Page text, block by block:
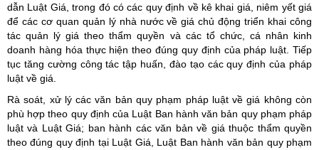
dẫn Luật Giá, trong đó có các quy định về kê khai giá, niêm yết giá
để các cơ quan quản lý nhà nước về giá chủ động triển khai công
tác quản lý giá theo thẩm quyền và các tổ chức, cá nhân kinh
doanh hàng hóa thực hiện theo đúng quy định của pháp luật. Tiếp
tục tăng cường công tác tập huấn, đào tạo các quy định của pháp
luật về giá.
Rà soát, xử lý các văn bản quy phạm pháp luật về giá không còn
phù hợp theo quy định của Luật Ban hành văn bản quy phạm pháp
luật và Luật Giá; ban hành các văn bản về giá thuộc thẩm quyền
theo đúng quy định tại Luật Giá, Luật Ban hành văn bản quy phạm